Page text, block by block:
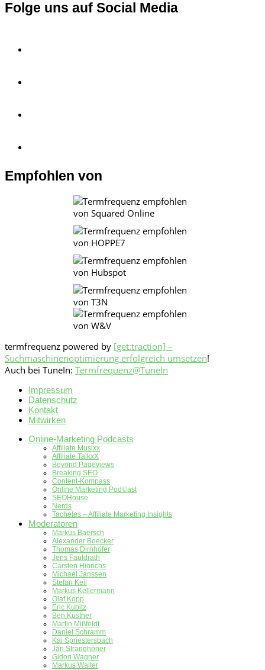
Folge uns auf Social Media
Empfohlen von
termfrequenz powered by [get:traction] –
Suchmaschinenoptimierung erfolgreich umsetzen!
Auch bei TuneIn: Termfrequenz@TuneIn
Impressum
Datenschutz
Kontakt
Mitwirken
Online-Marketing Podcasts
Affiliate Musixx
Affiliate TalkxX
Beyond Pageviews
Breaking SEO
Content-Kompass
Online Marketing Pod©ast
SEOHouse
Nerds
Tacheles – Affiliate Marketing Insights
Moderatoren
Markus Baersch
Alexander Boecker
Thomas Dirnhöfer
Jens Fauldrath
Carsten Hinrichs
Michael Janssen
Stefan Keil
Markus Kellermann
Olaf Kopp
Eric Kubitz
Ben Küstner
Martin Mißfeldt
Daniel Schramm
Kai Spriestersbach
Jan Stranghöner
Gidon Wagner
Markus Walter